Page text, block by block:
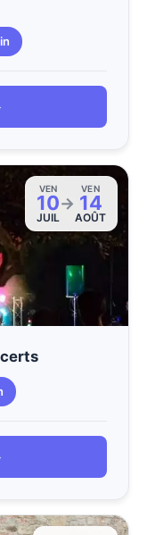
VEN
10
JUIL
→
VEN
14
AOÛT